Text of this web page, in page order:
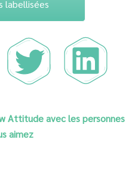
labellisées
Attitude avec les personnes
aimez